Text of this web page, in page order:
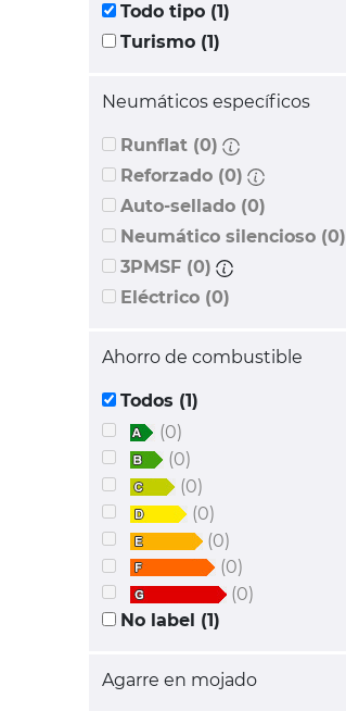
Todo tipo (1)
Turismo (1)
Neumáticos específicos
Runflat (0)
Reforzado (0)
Auto-sellado (0)
Neumático silencioso (0)
3PMSF (0)
Eléctrico (0)
Ahorro de combustible
Todos (1)
(0)
(0)
(0)
(0)
(0)
(0)
(0)
No label (1)
Agarre en mojado